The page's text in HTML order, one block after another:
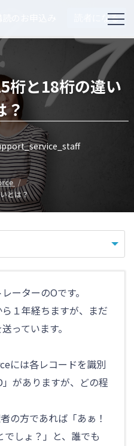
読者になる
桁と18桁の違い
？
とは？
ーターのОです。
１年経ちますが、まだ
っています。
には各レコードを識別
がありますが、どの程
の方であれば「あぁ！
しょ？」と、誰でも